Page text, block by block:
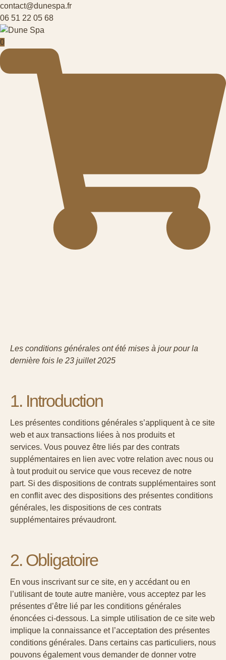
contact@dunespa.fr
06 51 22 05 68
0
Les conditions générales ont été mises à jour pour la
dernière fois le 23 juillet 2025
1. Introduction
Les présentes conditions générales s’appliquent à ce site
web et aux transactions liées à nos produits et
services. Vous pouvez être liés par des contrats
supplémentaires en lien avec votre relation avec nous ou
à tout produit ou service que vous recevez de notre
part. Si des dispositions de contrats supplémentaires sont
en conflit avec des dispositions des présentes conditions
générales, les dispositions de ces contrats
supplémentaires prévaudront.
2. Obligatoire
En vous inscrivant sur ce site, en y accédant ou en
l’utilisant de toute autre manière, vous acceptez par les
présentes d’être lié par les conditions générales
énoncées ci-dessous. La simple utilisation de ce site web
implique la connaissance et l’acceptation des présentes
conditions générales. Dans certains cas particuliers, nous
pouvons également vous demander de donner votre